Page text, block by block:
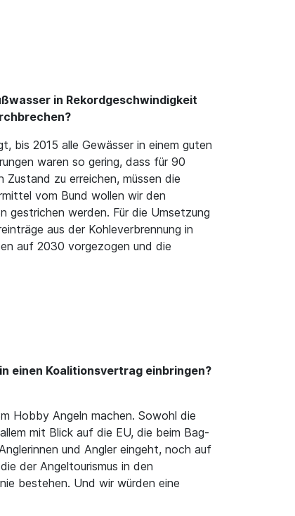
in Rekordgeschwindigkeit
bis 2015 alle Gewässer in einem guten
waren so gering, dass für 90
zu erreichen, müssen die
vom Bund wollen wir den
gestrichen werden. Für die Umsetzung
aus der Kohleverbrennung in
auf 2030 vorgezogen und die
einen Koalitionsvertrag einbringen?
Hobby Angeln machen. Sowohl die
mit Blick auf die EU, die beim Bag-
und Angler eingeht, noch auf
der Angeltourismus in den
bestehen. Und wir würden eine